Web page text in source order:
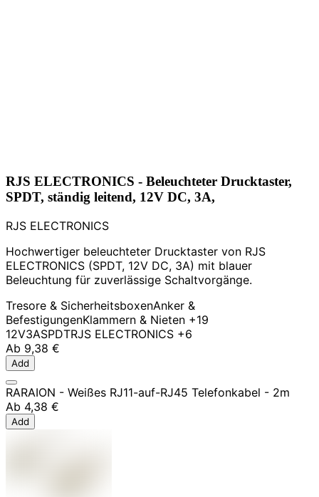
RJS ELECTRONICS - Beleuchteter Drucktaster,
SPDT, ständig leitend, 12V DC, 3A,
RJS ELECTRONICS
Hochwertiger beleuchteter Drucktaster von RJS
ELECTRONICS (SPDT, 12V DC, 3A) mit blauer
Beleuchtung für zuverlässige Schaltvorgänge.
Tresore & SicherheitsboxenAnker &
BefestigungenKlammern & Nieten +19
12V3ASPDTRJS ELECTRONICS +6
Ab 9,38 €
Add
RARAION - Weißes RJ11-auf-RJ45 Telefonkabel - 2m
Ab 4,38 €
Add